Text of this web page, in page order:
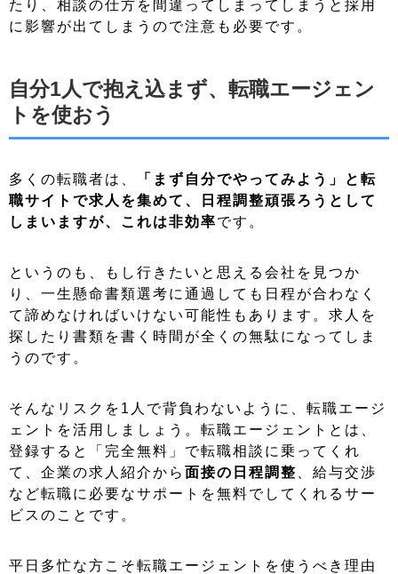
たり、相談の仕方を間違ってしまってしまうと採用
に影響が出てしまうので注意も必要です。
自分1人で抱え込まず、転職エージェン
トを使おう
多くの転職者は、
「まず自分でやってみよう」と転
職サイトで求人を集めて、日程調整頑張ろうとして
しまいますが、これは非効率です。
というのも、もし行きたいと思える会社を見つか
り、一生懸命書類選考に通過しても日程が合わなく
て諦めなければいけない可能性もあります。求人を
探したり書類を書く時間が全くの無駄になってしま
うのです。
そんなリスクを1人で背負わないように、転職エージ
ェントを活用しましょう。転職エージェントとは、
登録すると「完全無料」で転職相談に乗ってくれ
て、企業の求人紹介から 面接の日程調整
、給与交渉
など転職に必要なサポートを無料でしてくれるサー
ビスのことです。
平日多忙な方こそ転職エージェントを使うべき理由